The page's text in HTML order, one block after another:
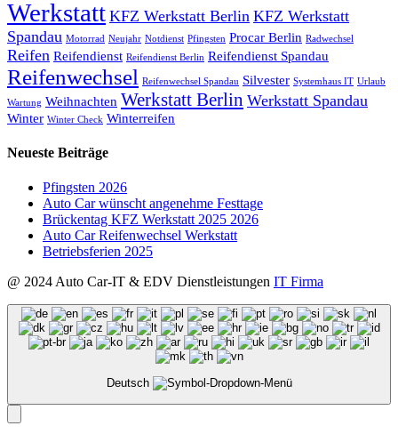
Werkstatt KFZ Werkstatt Berlin KFZ Werkstatt
Spandau Motorrad Neujahr Notdienst Pfingsten Procar Berlin Radwechsel
Reifen Reifendienst Reifendienst Berlin Reifendienst Spandau
Reifenwechsel Reifenwechsel Spandau Silvester Systemhaus IT Urlaub
Wartung Weihnachten Werkstatt Berlin Werkstatt Spandau
Winter Winter Check Winterreifen
Neueste Beiträge
Pfingsten 2026
Auto Car wünscht angenehme Festtage
Brückentag KFZ Werkstatt 2025 2026
Auto Car Reifenwechsel Werkstatt
Betriebsferien 2025
@ 2024 Auto Car-IT & EDV Dienstleistungen IT Firma
Deutsch